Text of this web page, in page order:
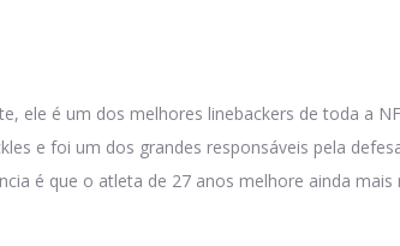
ele é um dos melhores linebackers de toda a
e foi um dos grandes responsáveis pela
é que o atleta de 27 anos melhore ainda mais